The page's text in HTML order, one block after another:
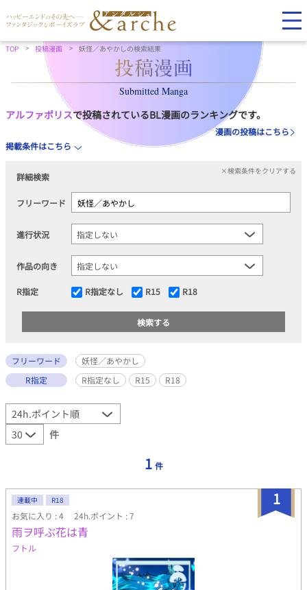
TOP 投稿漫画 妖怪／あやかしの検索結果
Submitted Manga
アルファポリスで投稿されているBL漫画のランキングです。
漫画の投稿はこちら
掲載条件はこちら
詳細検索
×検索条件をクリアする
フリーワード
進行状況
作品の向き
R指定 R指定なし R15 R18
フリーワード
妖怪／あやかし
R指定
R指定なし R15 R18
件
1 件
1
連載中 R18
お気に入り : 4 24h.ポイント : 7
雨ヲ呼ぶ花は青
フトル